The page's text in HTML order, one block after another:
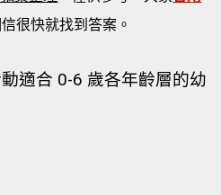
信很快就找到答案。
適合 0-6 歲各年齡層的幼